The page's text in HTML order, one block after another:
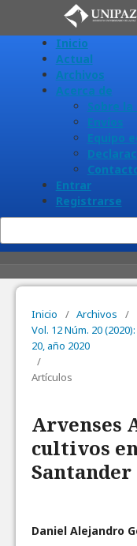
Inicio
Actual
Archivos
Acerca de
Sobre
Envíos
Equipo
Entrar
Registrarse
Inicio / Archivos
/
Vol. 12 Núm. 20
20, año 2020
/
Artículos
Arvenses
cultivos
Santander
Daniel Alejandro